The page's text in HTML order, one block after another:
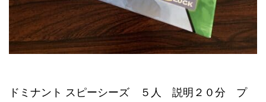
ドミナント スピーシーズ ５人 説明２０分 プ